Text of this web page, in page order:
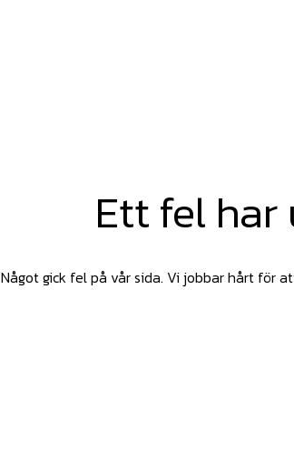
Ett fel
Något gick fel på vår sida. Vi jobbar hårt för